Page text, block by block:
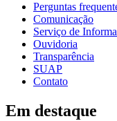
Perguntas
Comunicação
Serviço de
Ouvidoria
Transparência
SUAP
Contato
Em destaque